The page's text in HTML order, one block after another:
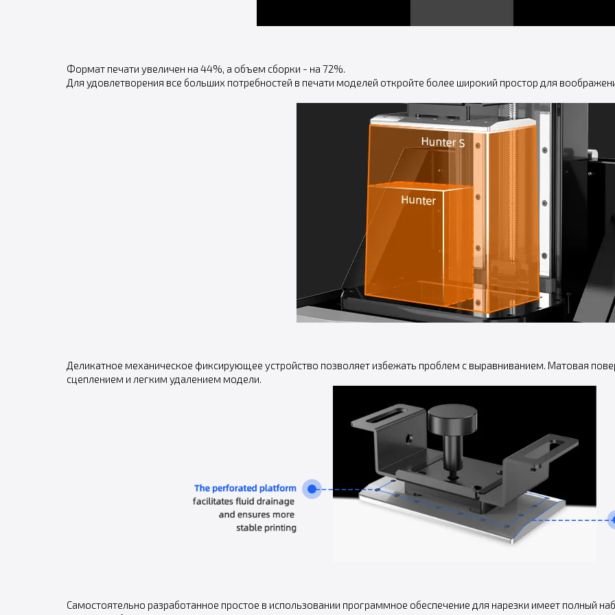
Формат печати увеличен на 44%, а объем сборки - на 72%.
Для удовлетворения все больших потребностей в печати моделей откройте более широкий простор для
Деликатное механическое фиксирующее устройство позволяет избежать проблем с выравниванием. Матовая
сцеплением и легким удалением модели.
Самостоятельно разработанное простое в использовании программное обеспечение для нарезки имеет полный